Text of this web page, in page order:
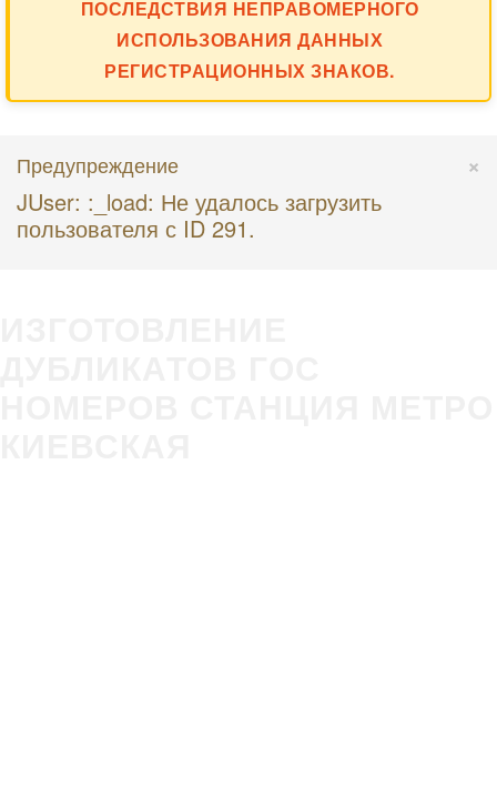
ПОСЛЕДСТВИЯ НЕПРАВОМЕРНОГО
ИСПОЛЬЗОВАНИЯ ДАННЫХ
РЕГИСТРАЦИОННЫХ ЗНАКОВ.
×
Предупреждение
JUser: :_load: Не удалось загрузить
пользователя с ID 291.